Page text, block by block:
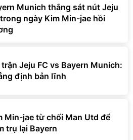
Munich thắng sát nút Jeju
ngày Kim Min-jae hồi
trận Jeju FC vs Bayern Munich:
định bản lĩnh
Min-jae từ chối Man Utd để
trụ lại Bayern